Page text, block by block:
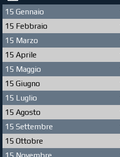
15 Gennaio
15 Febbraio
15 Marzo
15 Aprile
15 Maggio
15 Giugno
15 Luglio
15 Agosto
15 Settembre
15 Ottobre